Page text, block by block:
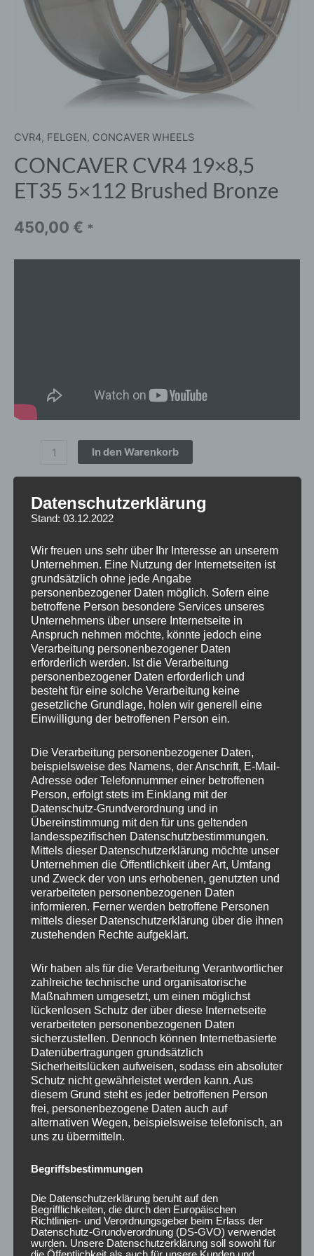
CVR4, FELGEN, CONCAVER WHEELS
CONCAVER CVR4 19×8,5
ET35 5×112 Brushed Bronze
450,00 € *
In den Warenkorb
Artikelnummer:CVR41985P5L3566BBZ
Kategorien:CVR4 ,FELGEN
CONCAVER WHEELS
inkl. 19 % MwSt.
Lieferzeit:1 bis 3 Werktage
Beschreibung
Zusätzliche Informationen
Produktsicherheit
https://concaverwheels.com/upload/files/62963505-112-5-
66-35.pdf
Ähnliche Produkte
CONCAVER CVR1
19×8 ET40 5×112
Brushed Titanium
425,00€ *
Bewertet
mit
von
CONCAVER CVR1
19×8,5 ET45 5×112
Brushed Bronze
450,00
Bewertet
mit
0
von
5
Datenschutzerklärung
Stand: 03.12.2022
Wir freuen uns sehr über Ihr Interesse an unserem
Unternehmen. Eine Nutzung der Internetseiten ist
grundsätzlich ohne jede Angabe
personenbezogener Daten möglich. Sofern eine
betroffene Person besondere Services unseres
Unternehmens über unsere Internetseite in
Anspruch nehmen möchte, könnte jedoch eine
Verarbeitung personenbezogener Daten
erforderlich werden. Ist die Verarbeitung
personenbezogener Daten erforderlich und
besteht für eine solche Verarbeitung keine
gesetzliche Grundlage, holen wir generell eine
Einwilligung der betroffenen Person ein.
Die Verarbeitung personenbezogener Daten,
beispielsweise des Namens, der Anschrift, E-Mail-
Adresse oder Telefonnummer einer betroffenen
Person, erfolgt stets im Einklang mit der
Datenschutz-Grundverordnung und in
Übereinstimmung mit den für uns geltenden
landesspezifischen Datenschutzbestimmungen.
Mittels dieser Datenschutzerklärung möchte unser
Unternehmen die Öffentlichkeit über Art, Umfang
und Zweck der von uns erhobenen, genutzten und
verarbeiteten personenbezogenen Daten
informieren. Ferner werden betroffene Personen
mittels dieser Datenschutzerklärung über die ihnen
zustehenden Rechte aufgeklärt.
Wir haben als für die Verarbeitung Verantwortlicher
zahlreiche technische und organisatorische
Maßnahmen umgesetzt, um einen möglichst
lückenlosen Schutz der über diese Internetseite
verarbeiteten personenbezogenen Daten
sicherzustellen. Dennoch können Internetbasierte
Datenübertragungen grundsätzlich
Sicherheitslücken aufweisen, sodass ein absoluter
Schutz nicht gewährleistet werden kann. Aus
diesem Grund steht es jeder betroffenen Person
frei, personenbezogene Daten auch auf
alternativen Wegen, beispielsweise telefonisch, an
uns zu übermitteln.
Begriffsbestimmungen
Die Datenschutzerklärung beruht auf den
Begrifflichkeiten, die durch den Europäischen
Richtlinien- und Verordnungsgeber beim Erlass der
Datenschutz-Grundverordnung (DS-GVO) verwendet
wurden. Unsere Datenschutzerklärung soll sowohl für